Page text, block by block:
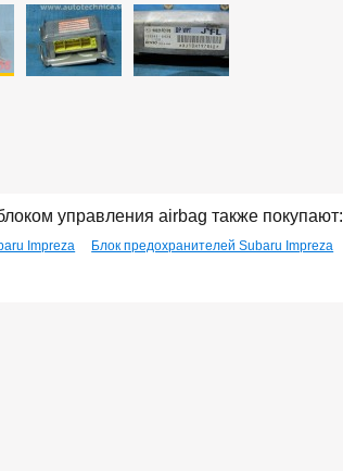
управления airbag также покупают:
Impreza Блок предохранителей Subaru Impreza